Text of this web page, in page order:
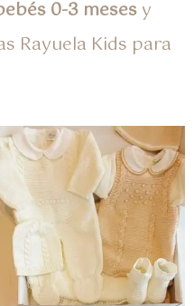
0-3 mesesy
Rayuela Kids para